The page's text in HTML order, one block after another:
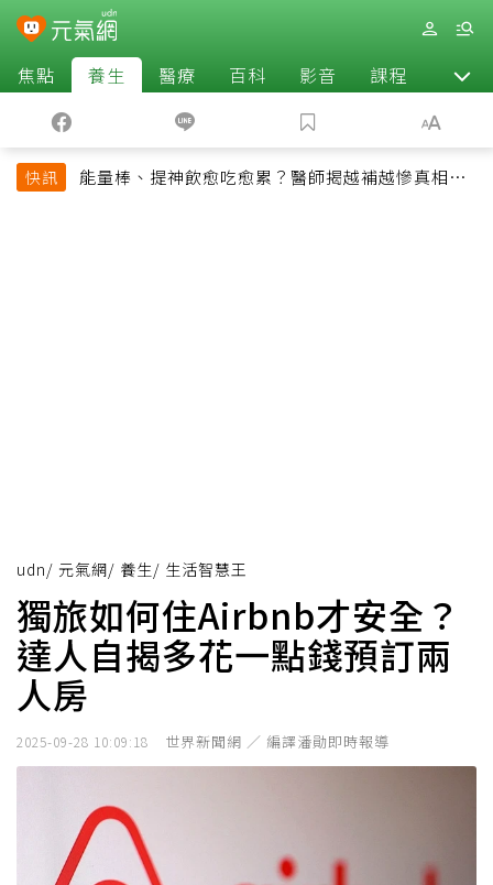
焦點 養生 醫療 百科 影音 課程 退休
快訊
能量棒、提神飲愈吃愈累？醫師揭越補越慘真相：
udn/ 元氣網/ 養生/ 生活智慧王
獨旅如何住Airbnb才安全？
達人自揭多花一點錢預訂兩
人房
2025-09-28 10:09:18 世界新聞網 ／ 編譯潘勛即時報導